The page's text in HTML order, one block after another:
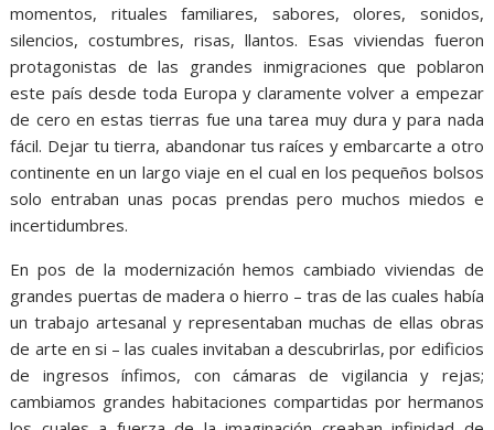
momentos, rituales familiares, sabores, olores, sonidos,
silencios, costumbres, risas, llantos. Esas viviendas fueron
protagonistas de las grandes inmigraciones que poblaron
este país desde toda Europa y claramente volver a empezar
de cero en estas tierras fue una tarea muy dura y para nada
fácil. Dejar tu tierra, abandonar tus raíces y embarcarte a otro
continente en un largo viaje en el cual en los pequeños bolsos
solo entraban unas pocas prendas pero muchos miedos e
incertidumbres.
En pos de la modernización hemos cambiado viviendas de
grandes puertas de madera o hierro – tras de las cuales había
un trabajo artesanal y representaban muchas de ellas obras
de arte en si – las cuales invitaban a descubrirlas, por edificios
de ingresos ínfimos, con cámaras de vigilancia y rejas;
cambiamos grandes habitaciones compartidas por hermanos